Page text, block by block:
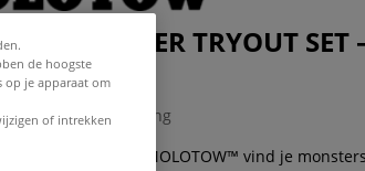
| PAPER TRYOUT
0 Beoordeling
TRYOUT SET van MOLOTOW™ vind je
de hoogste
op je apparaat om
of intrekken